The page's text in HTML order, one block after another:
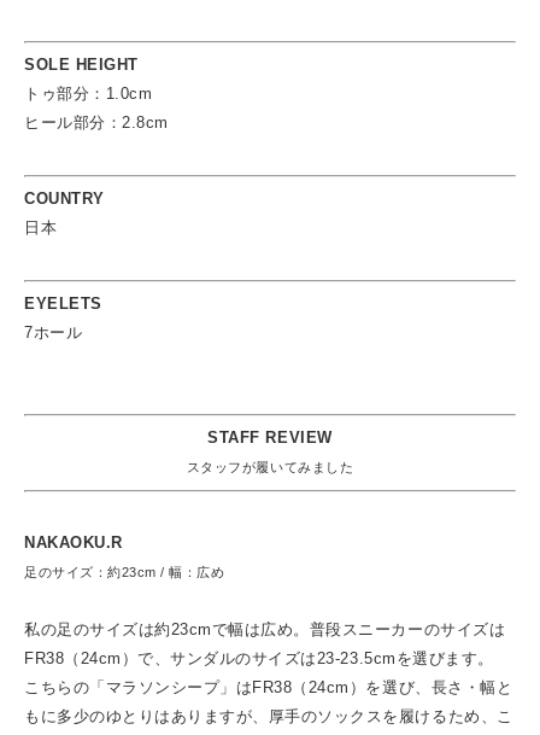
SOLE HEIGHT
トゥ部分：1.0cm
ヒール部分：2.8cm
COUNTRY
日本
EYELETS
7ホール
STAFF REVIEW
スタッフが履いてみました
NAKAOKU.R
足のサイズ：約23cm / 幅：広め
私の足のサイズは約23cmで幅は広め。普段スニーカーのサイズは
FR38（24cm）で、サンダルのサイズは23-23.5cmを選びます。
こちらの「マラソンシープ」はFR38（24cm）を選び、長さ・幅と
もに多少のゆとりはありますが、厚手のソックスを履けるため、こ